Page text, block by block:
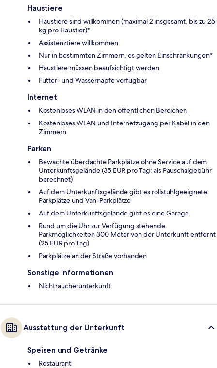
Haustiere
Haustiere sind willkommen (maximal 2 insgesamt, bis zu 25
kg pro Haustier)*
Assistenztiere willkommen
Nur in bestimmten Zimmern, es gelten Einschränkungen*
Haustiere müssen beaufsichtigt werden
Futter- und Wassernäpfe verfügbar
Internet
Kostenloses WLAN in den öffentlichen Bereichen
Kostenloses WLAN und Internetzugang per Kabel in den
Zimmern
Parken
Bewachte überdachte Parkplätze ohne Service auf dem
Unterkunftsgelände (35 EUR pro Tag; als Pauschalgebühr
berechnet)
Auf dem Unterkunftsgelände gibt es rollstuhlgeeignete
Parkplätze und Van-Parkplätze
Auf dem Unterkunftsgelände gibt es eine Garage
Rund um die Uhr zur Verfügung stehende
Parkmöglichkeiten 300 Meter von der Unterkunft entfernt
(25 EUR pro Tag)
Parkplätze an der Straße vorhanden
Sonstige Informationen
Nichtraucherunterkunft
Ausstattung der Unterkunft
Speisen und Getränke
Restaurant